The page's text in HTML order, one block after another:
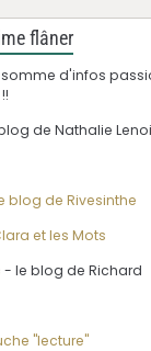
flâner
somme d'infos
de Nathalie
blog de Rivesinthe
et les Mots
- le blog de Richard
"lecture"